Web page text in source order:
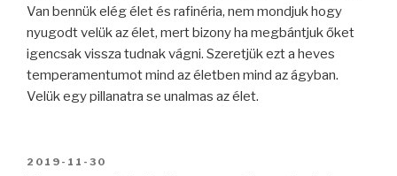
Van bennük elég élet és rafinéria, nem mondjuk hogy
nyugodt velük az élet, mert bizony ha megbántjuk őket
igencsak vissza tudnak vágni. Szeretjük ezt a heves
temperamentumot mind az életben mind az ágyban.
Velük egy pillanatra se unalmas az élet.
BEKÜLDVE:
2019-11-30